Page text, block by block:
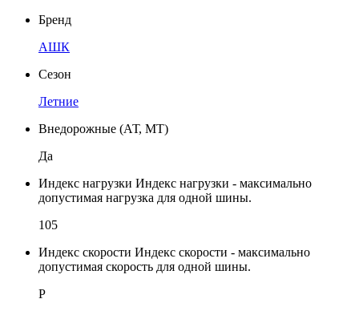
Бренд
АШК
Сезон
Летние
Внедорожные (АТ, МТ)
Да
Индекс нагрузки Индекс нагрузки - максимально
допустимая нагрузка для одной шины.
105
Индекс скорости Индекс скорости - максимально
допустимая скорость для одной шины.
P